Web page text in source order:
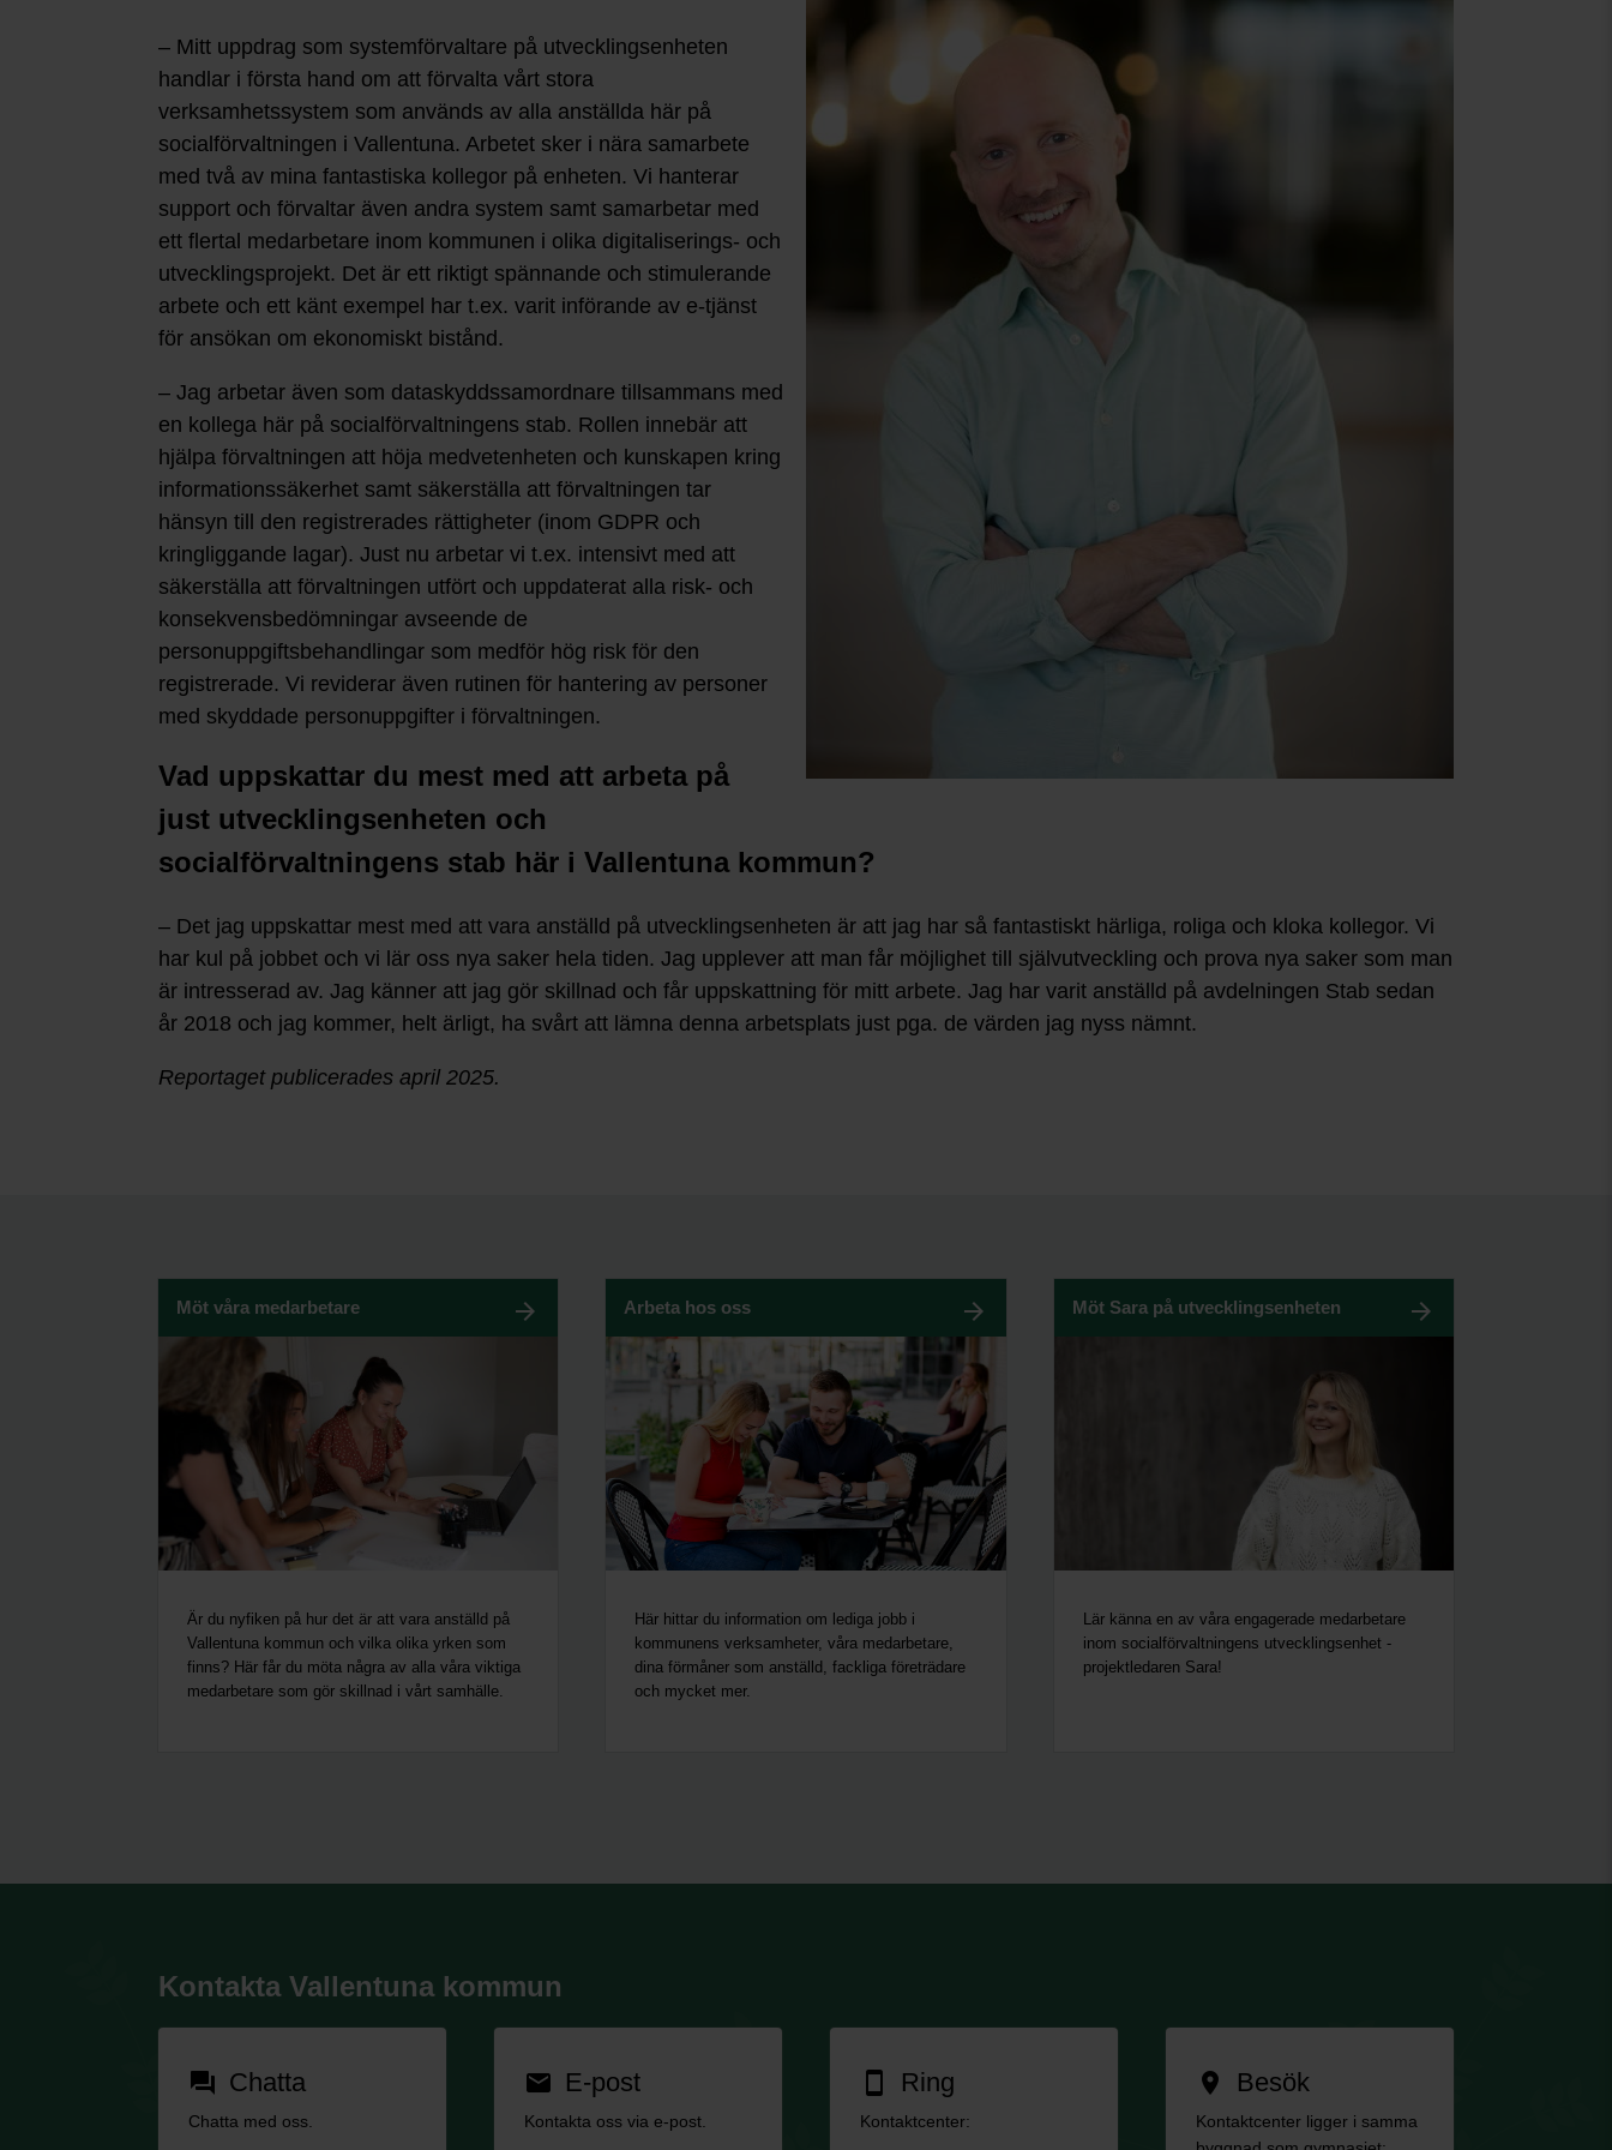
– Mitt uppdrag som systemförvaltare på utvecklingsenheten
handlar i första hand om att förvalta vårt stora
verksamhetssystem som används av alla anställda här på
socialförvaltningen i Vallentuna. Arbetet sker i nära samarbete
med två av mina fantastiska kollegor på enheten. Vi hanterar
support och förvaltar även andra system samt samarbetar med
ett flertal medarbetare inom kommunen i olika digitaliserings- och
utvecklingsprojekt. Det är ett riktigt spännande och stimulerande
arbete och ett känt exempel har t.ex. varit införande av e-tjänst
för ansökan om ekonomiskt bistånd.
– Jag arbetar även som dataskyddssamordnare tillsammans med
en kollega här på socialförvaltningens stab. Rollen innebär att
hjälpa förvaltningen att höja medvetenheten och kunskapen kring
informationssäkerhet samt säkerställa att förvaltningen tar
hänsyn till den registrerades rättigheter (inom GDPR och
kringliggande lagar). Just nu arbetar vi t.ex. intensivt med att
säkerställa att förvaltningen utfört och uppdaterat alla risk- och
konsekvensbedömningar avseende de
personuppgiftsbehandlingar som medför hög risk för den
registrerade. Vi reviderar även rutinen för hantering av personer
med skyddade personuppgifter i förvaltningen.
Vad uppskattar du mest med att arbeta på
just utvecklingsenheten och
socialförvaltningens stab här i Vallentuna kommun?
– Det jag uppskattar mest med att vara anställd på utvecklingsenheten är att jag har så fantastiskt härliga, roliga och kloka kollegor. Vi
har kul på jobbet och vi lär oss nya saker hela tiden. Jag upplever att man får möjlighet till självutveckling och prova nya saker som man
är intresserad av. Jag känner att jag gör skillnad och får uppskattning för mitt arbete. Jag har varit anställd på avdelningen Stab sedan
år 2018 och jag kommer, helt ärligt, ha svårt att lämna denna arbetsplats just pga. de värden jag nyss nämnt.
Reportaget publicerades april 2025.
Möt våra medarbetare
Är du nyfiken på hur det är att vara anställd på
Vallentuna kommun och vilka olika yrken som
finns? Här får du möta några av alla våra viktiga
medarbetare som gör skillnad i vårt samhälle.
Arbeta hos oss
Här hittar du information om lediga jobb i
kommunens verksamheter, våra medarbetare,
dina förmåner som anställd, fackliga företrädare
och mycket mer.
Möt Sara på utvecklingsenheten
Lär känna en av våra engagerade medarbetare
inom socialförvaltningens utvecklingsenhet -
projektledaren Sara!
Kontakta Vallentuna kommun
forum Chatta
Chatta med oss.
email E-post
Kontakta oss via e-post.
smartphone Ring
Kontaktcenter:
location_on Besök
Kontaktcenter ligger i samma